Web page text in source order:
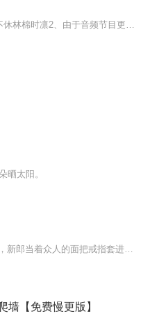
晒太阳。
墙【免费慢更版】